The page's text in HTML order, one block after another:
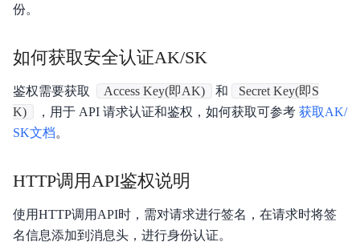
发
台
模型介绍
Token Plan 个人版
份。
如何获取安全认证AK/SK
鉴权需要获取 Access Key(即AK) 和
Secret Key(即S
K)
，用于 API 请求认证和鉴权，如何获取可参考 获取AK/
SK文档。
HTTP调用API鉴权说明
使用HTTP调用API时，需对请求进行签名，在请求时将签
名信息添加到消息头，进行身份认证。